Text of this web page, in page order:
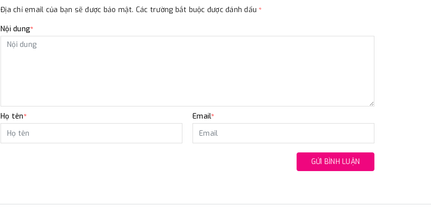
Địa chỉ email của bạn sẽ được bảo mật. Các trường bắt buộc được đánh dấu*
Nội dung*
Họ tên* Email*
GỬI BÌNH LUẬN